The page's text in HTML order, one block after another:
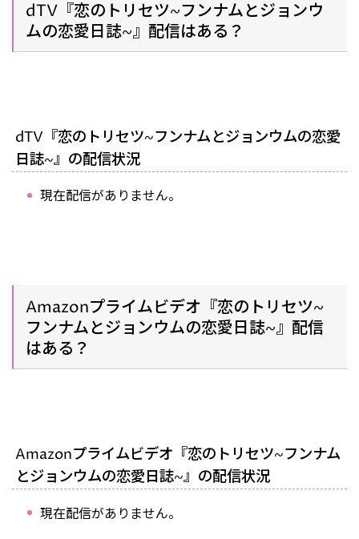
dTV『恋のトリセツ~フンナムとジョンウ
ムの恋愛日誌~』配信はある？
dTV『恋のトリセツ~フンナムとジョンウムの恋愛
日誌~』の配信状況
現在配信がありません。
Amazonプライムビデオ『恋のトリセツ~
フンナムとジョンウムの恋愛日誌~』配信
はある？
Amazonプライムビデオ『恋のトリセツ~フンナム
とジョンウムの恋愛日誌~』の配信状況
現在配信がありません。